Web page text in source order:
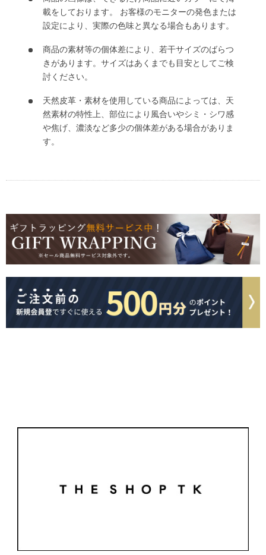
載をしております。 お客様のモニターの発色または
設定により、実際の色味と異なる場合もあります。
商品の素材等の個体差により、若干サイズのばらつ
きがあります。サイズはあくまでも目安としてご検
討ください。
天然皮革・素材を使用している商品によっては、天
然素材の特性上、部位により風合いやシミ・シワ感
や焦げ、濃淡など多少の個体差がある場合がありま
す。